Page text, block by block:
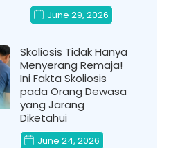
June 29, 2026
Skoliosis Tidak Hanya
Menyerang Remaja!
Ini Fakta Skoliosis
pada Orang Dewasa
yang Jarang
Diketahui
June 24, 2026